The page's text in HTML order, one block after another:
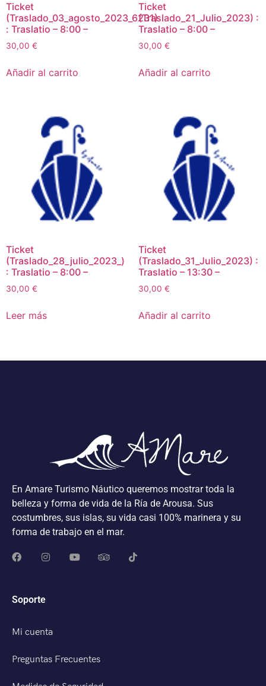
Ticket
(Traslado_03_agosto_2023_6231)
: Traslatio – 8:00 –
30,00 €
Añadir al carrito
Ticket
(Traslado_21_Julio_2023) :
Traslatio – 8:00 –
30,00 €
Añadir al carrito
Ticket
(Traslado_28_julio_2023_)
: Traslatio – 8:00 –
30,00 €
Leer más
Ticket
(Traslado_31_Julio_2023) :
Traslatio – 13:30 –
30,00 €
Añadir al carrito
En Amare Turismo Náutico queremos mostrar toda la
belleza y forma de vida de la Ría de Arousa. Sus
costumbres, sus islas, su vida casi 100% marinera y su
forma de trabajo en el mar.
Soporte
Mi cuenta
Preguntas Frecuentes